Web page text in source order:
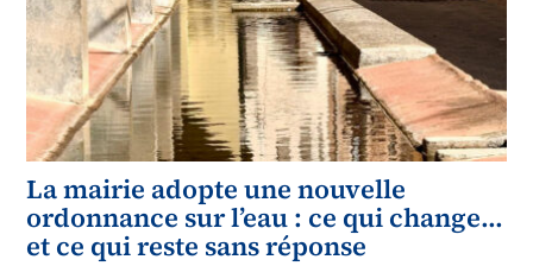
La mairie adopte une nouvelle
ordonnance sur l’eau : ce qui change…
et ce qui reste sans réponse